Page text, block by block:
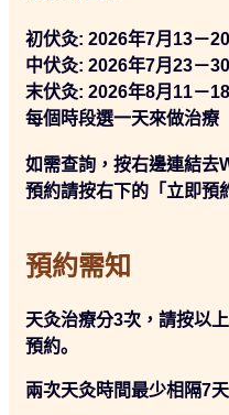
初伏灸: 2026年7月13－
中伏灸: 2026年7月23－
末伏灸: 2026年8月11－
每個時段選一天來做治療
如需查詢，按右邊連結去
預約請按右下的「立即預
預約需知
天灸治療分3次，請按以
預約｡
兩次天灸時間最少相隔7